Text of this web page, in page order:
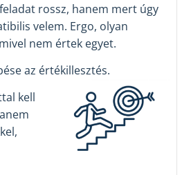
rossz, hanem mert úgy
velem. Ergo, olyan
nem értek egyet.
az értékillesztés.
kell